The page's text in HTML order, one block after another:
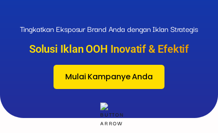
Tingkatkan Eksposur Brand Anda dengan Iklan Strategis
Solusi Iklan OOH Inovatif & Efektif
Mulai Kampanye Anda